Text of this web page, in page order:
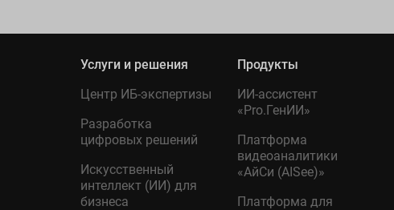
Услуги и решения
Центр ИБ-экспертизы
Разработка
цифровых решений
Искусственный
интеллект (ИИ) для
бизнеса
Продукты
ИИ-ассистент
«Pro.ГенИИ»
Платформа
видеоаналитики
«АйСи (AISee)»
Платформа для